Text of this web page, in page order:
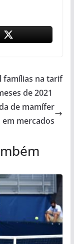
famílias na tarif
de 2021
de mamífer
em mercados